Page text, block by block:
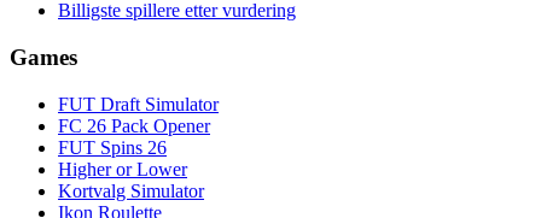
Billigste spillere etter vurdering
Games
FUT Draft Simulator
FC 26 Pack Opener
FUT Spins 26
Higher or Lower
Kortvalg Simulator
Ikon Roulette